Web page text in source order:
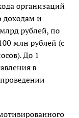
организаций
доходам и
рублей, по
млн рублей (с
До 1
в